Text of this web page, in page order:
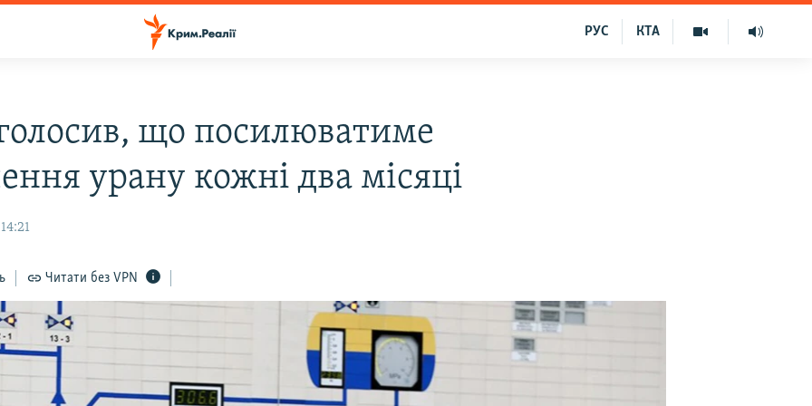
КТА
РУС
що посилюватиме
урану кожні два місяці
Читати без VPN